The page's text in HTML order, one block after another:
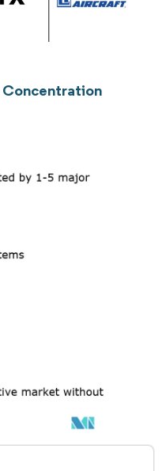
Concentration